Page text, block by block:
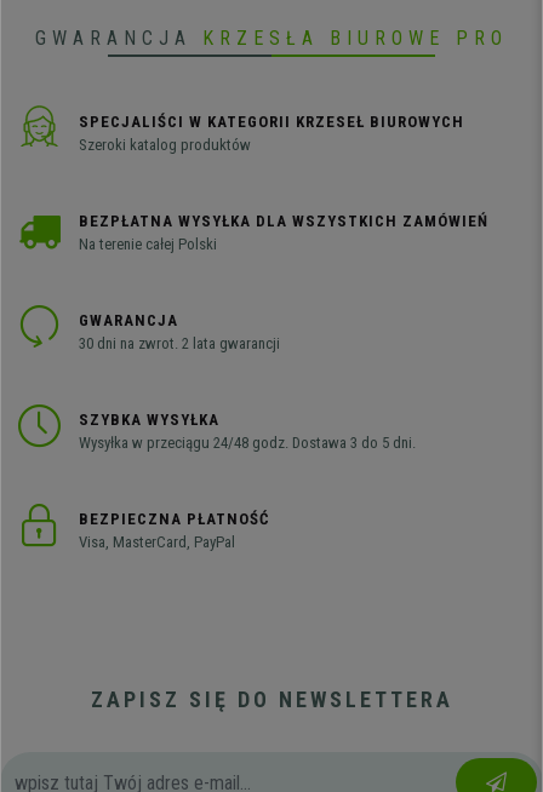
GWARANCJA KRZESŁA BIUROWE PRO
SPECJALIŚCI W KATEGORII KRZESEŁ BIUROWYCH
Szeroki katalog produktów
BEZPŁATNA WYSYŁKA DLA WSZYSTKICH ZAMÓWIEŃ
Na terenie całej Polski
GWARANCJA
30 dni na zwrot. 2 lata gwarancji
SZYBKA WYSYŁKA
Wysyłka w przeciągu 24/48 godz. Dostawa 3 do 5 dni.
BEZPIECZNA PŁATNOŚĆ
Visa, MasterCard, PayPal
ZAPISZ SIĘ DO NEWSLETTERA